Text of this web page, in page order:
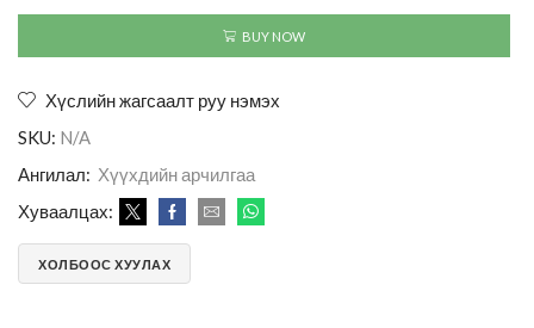
BUY NOW
Хүслийн жагсаалт руу нэмэх
SKU: N/A
Ангилал: Хүүхдийн арчилгаа
Хуваалцах:
ХОЛБООС ХУУЛАХ